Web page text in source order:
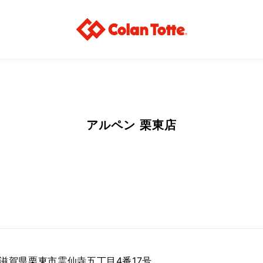
アルペン 栗東店
県栗東市霊仙寺五丁目4番17号